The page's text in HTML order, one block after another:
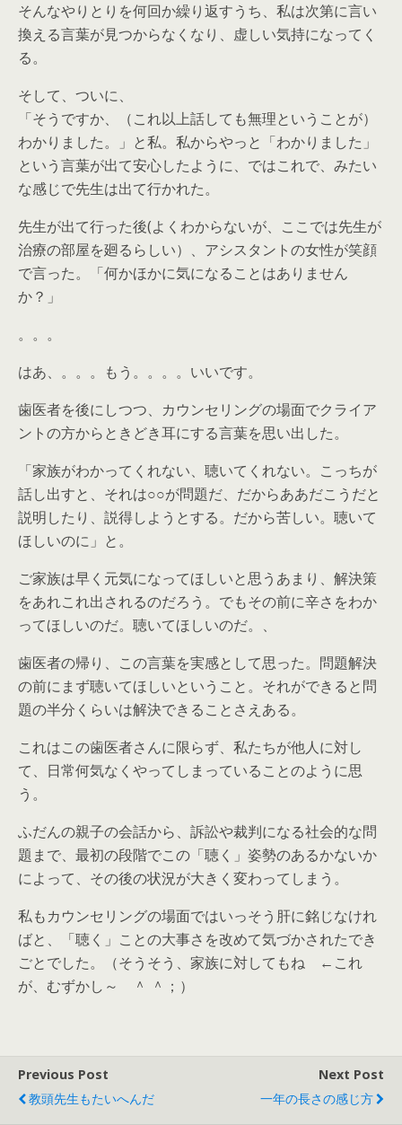
そんなやりとりを何回か繰り返すうち、私は次第に言い
換える言葉が見つからなくなり、虚しい気持になってく
る。
そして、ついに、
「そうですか、（これ以上話しても無理ということが）
わかりました。」と私。私からやっと「わかりました」
という言葉が出て安心したように、ではこれで、みたい
な感じで先生は出て行かれた。
先生が出て行った後(よくわからないが、ここでは先生が
治療の部屋を廻るらしい）、アシスタントの女性が笑顔
で言った。「何かほかに気になることはありません
か？」
。。。
はあ、。。。もう。。。。いいです。
歯医者を後にしつつ、カウンセリングの場面でクライア
ントの方からときどき耳にする言葉を思い出した。
「家族がわかってくれない、聴いてくれない。こっちが
話し出すと、それは○○が問題だ、だからああだこうだと
説明したり、説得しようとする。だから苦しい。聴いて
ほしいのに」と。
ご家族は早く元気になってほしいと思うあまり、解決策
をあれこれ出されるのだろう。でもその前に辛さをわか
ってほしいのだ。聴いてほしいのだ。、
歯医者の帰り、この言葉を実感として思った。問題解決
の前にまず聴いてほしいということ。それができると問
題の半分くらいは解決できることさえある。
これはこの歯医者さんに限らず、私たちが他人に対し
て、日常何気なくやってしまっていることのように思
う。
ふだんの親子の会話から、訴訟や裁判になる社会的な問
題まで、最初の段階でこの「聴く」姿勢のあるかないか
によって、その後の状況が大きく変わってしまう。
私もカウンセリングの場面ではいっそう肝に銘じなけれ
ばと、「聴く」ことの大事さを改めて気づかされたでき
ごとでした。（そうそう、家族に対してもね ←これ
が、むずかし～ ＾ ＾；）
Previous Post
教頭先生もたいへんだ
Next Post
一年の長さの感じ方